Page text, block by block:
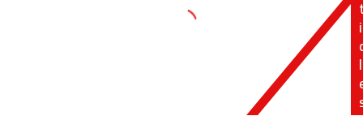
लांच,
i
l